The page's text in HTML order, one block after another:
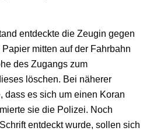
entdeckte die Zeugin gegen
mitten auf der Fahrbahn
des Zugangs zum
löschen. Bei näherer
dass es sich um einen Koran
sie die Polizei. Noch
entdeckt wurde, sollen sich